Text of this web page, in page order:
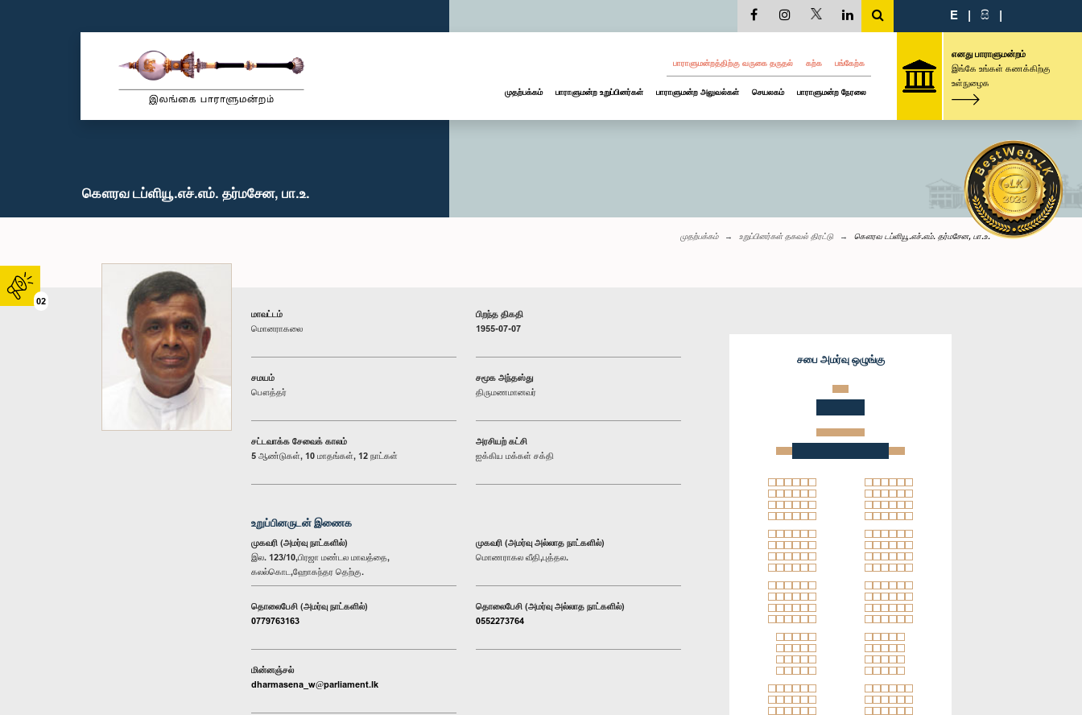
02
E | සි |
பாராளுமன்றத்திற்கு வருகை தருதல் கற்க பங்கேற்க
முதற்பக்கம் பாராளுமன்ற உறுப்பினர்கள் பாராளுமன்ற அலுவல்கள் செயலகம் பாராளுமன்ற நேரலை
எனது பாராளுமன்றம்
இங்கே உங்கள் கணக்கிற்கு
உள்நுழைக
கௌரவ டப்ளியூ.எச்.எம். தர்மசேன, பா.உ.
முதற்பக்கம் உறுப்பினர்கள் தகவல் திரட்டு கௌரவ டப்ளியூ.எச்.எம். தர்மசேன, பா.உ.
மாவட்டம்
மொனராகலை
பிறந்த திகதி
1955-07-07
சமயம்
பௌத்தர்
சமூக அந்தஸ்து
திருமணமானவர்
சட்டவாக்க சேவைக் காலம்
5 ஆண்டுகள், 10 மாதங்கள், 12 நாட்கள்
அரசியற் கட்சி
ஐக்கிய மக்கள் சக்தி
உறுப்பினருடன் இணைக
முகவரி (அமர்வு நாட்களில்)
இல. 123/10,பிரஜா மண்டல மாவத்தை,
கலல்கொட,ஹோகந்தர தெற்கு.
முகவரி (அமர்வு அல்லாத நாட்களில்)
மொணராகல வீதி,புத்தல.
தொலைபேசி (அமர்வு நாட்களில்)
0779763163
தொலைபேசி (அமர்வு அல்லாத நாட்களில்)
0552273764
மின்னஞ்சல்
dharmasena_w@parliament.lk
சபை அமர்வு ஒழுங்கு